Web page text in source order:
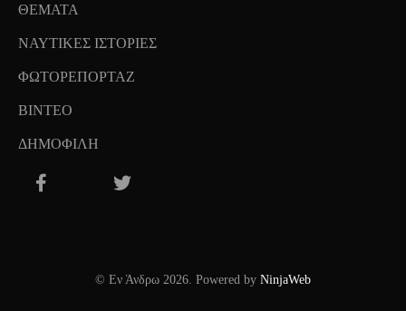
ΘΕΜΑΤΑ
ΝΑΥΤΙΚΕΣ ΙΣΤΟΡΙΕΣ
ΦΩΤΟΡΕΠΟΡΤΑΖ
ΒΙΝΤΕΟ
ΔΗΜΟΦΙΛΗ
© Εν Άνδρω 2026. Powered by NinjaWeb